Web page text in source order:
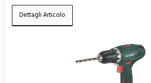
Dettagli Articolo